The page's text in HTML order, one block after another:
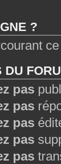
?
DU
pas
pas
pas
pas
pas